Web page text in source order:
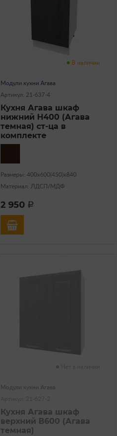
В наличии
Модули кухни Агава
Артикул: 21-637-4
Кухня Агава шкаф
нижний Н400 (Агава
темная) ст-ца в
комплекте
Размеры: 400х600(450)х840
Материал: ЛДСП/МДФ
2 950 a
Модули кухни Агава
Кухня Агава шкаф
верхний В600 (Агава
темная)